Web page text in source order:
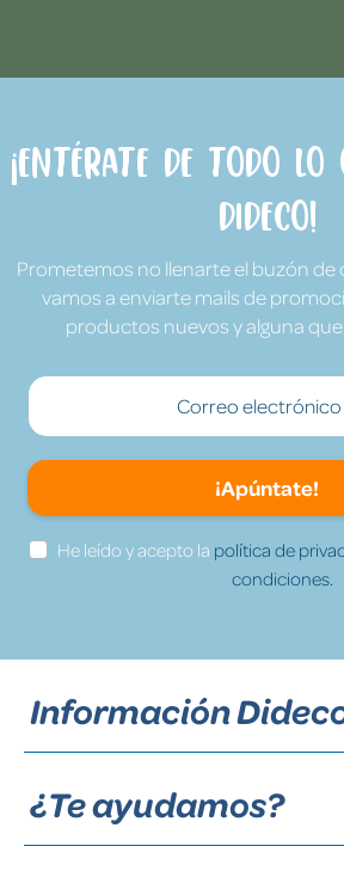
¡Entérate de todo lo
Dideco!
Prometemos no llenarte el buzón de
vamos a enviarte mails de
productos nuevos y alguna
¡Apúntate!
He leído y acepto la política de
condiciones.
Información
¿Te ayudamos?